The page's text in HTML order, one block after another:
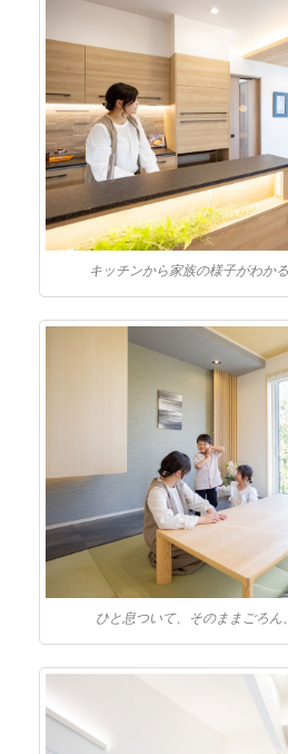
キッチンから家族の様子がわか
ひと息ついて、そのままごろん